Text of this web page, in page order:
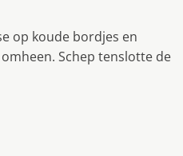
op koude bordjes en
Schep tenslotte de